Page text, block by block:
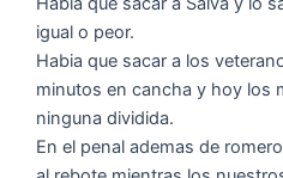
igual o peor.
Habia que sacar a los
minutos en cancha y hoy los
ninguna dividida.
En el penal ademas de